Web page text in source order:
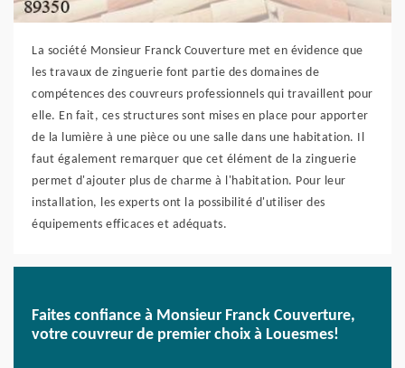
La société Monsieur Franck Couverture met en évidence que
les travaux de zinguerie font partie des domaines de
compétences des couvreurs professionnels qui travaillent pour
elle. En fait, ces structures sont mises en place pour apporter
de la lumière à une pièce ou une salle dans une habitation. Il
faut également remarquer que cet élément de la zinguerie
permet d'ajouter plus de charme à l'habitation. Pour leur
installation, les experts ont la possibilité d'utiliser des
équipements efficaces et adéquats.
Faites confiance à Monsieur Franck Couverture,
votre couvreur de premier choix à Louesmes!